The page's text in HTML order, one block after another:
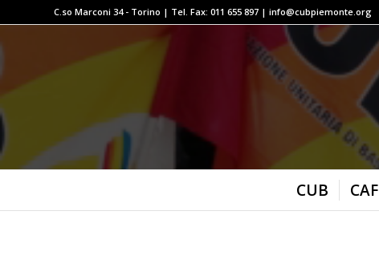
C.so Marconi 34 - Torino | Tel. Fax: 011 655 897 | info@cubpiemonte.org
CUB CAF